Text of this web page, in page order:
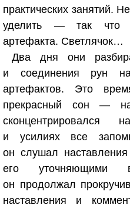
практических занятий.
уделить — так что
артефакта. Светлячок…
Два дня они
и соединения рун
артефактов. Это
прекрасный сон —
сконцентрировался
и усилиях все
он слушал
его уточняющими
он продолжал
наставления и